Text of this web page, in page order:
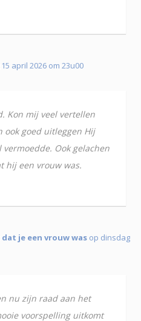
april 2026 om 23u00
Kon mij veel vertellen
ook goed uitleggen Hij
Ook gelachen
hij een vrouw was.
je een vrouw was op dinsdag
nu zijn raad aan het
voorspelling uitkomt